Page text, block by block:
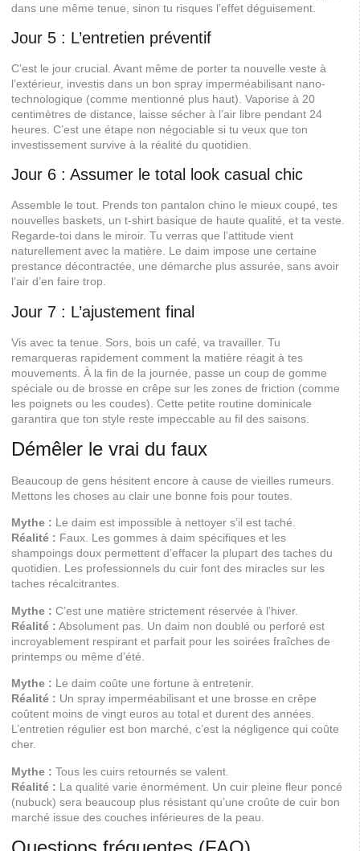
dans une même tenue, sinon tu risques l’effet déguisement.
Jour 5 : L’entretien préventif
C’est le jour crucial. Avant même de porter ta nouvelle veste à
l’extérieur, investis dans un bon spray imperméabilisant nano-
technologique (comme mentionné plus haut). Vaporise à 20
centimètres de distance, laisse sécher à l’air libre pendant 24
heures. C’est une étape non négociable si tu veux que ton
investissement survive à la réalité du quotidien.
Jour 6 : Assumer le total look casual chic
Assemble le tout. Prends ton pantalon chino le mieux coupé, tes
nouvelles baskets, un t-shirt basique de haute qualité, et ta veste.
Regarde-toi dans le miroir. Tu verras que l’attitude vient
naturellement avec la matière. Le daim impose une certaine
prestance décontractée, une démarche plus assurée, sans avoir
l’air d’en faire trop.
Jour 7 : L’ajustement final
Vis avec ta tenue. Sors, bois un café, va travailler. Tu
remarqueras rapidement comment la matière réagit à tes
mouvements. À la fin de la journée, passe un coup de gomme
spéciale ou de brosse en crêpe sur les zones de friction (comme
les poignets ou les coudes). Cette petite routine dominicale
garantira que ton style reste impeccable au fil des saisons.
Démêler le vrai du faux
Beaucoup de gens hésitent encore à cause de vieilles rumeurs.
Mettons les choses au clair une bonne fois pour toutes.
Mythe : Le daim est impossible à nettoyer s’il est taché.
Réalité : Faux. Les gommes à daim spécifiques et les
shampoings doux permettent d’effacer la plupart des taches du
quotidien. Les professionnels du cuir font des miracles sur les
taches récalcitrantes.
Mythe : C’est une matière strictement réservée à l’hiver.
Réalité : Absolument pas. Un daim non doublé ou perforé est
incroyablement respirant et parfait pour les soirées fraîches de
printemps ou même d’été.
Mythe : Le daim coûte une fortune à entretenir.
Réalité : Un spray imperméabilisant et une brosse en crêpe
coûtent moins de vingt euros au total et durent des années.
L’entretien régulier est bon marché, c’est la négligence qui coûte
cher.
Mythe : Tous les cuirs retournés se valent.
Réalité : La qualité varie énormément. Un cuir pleine fleur poncé
(nubuck) sera beaucoup plus résistant qu’une croûte de cuir bon
marché issue des couches inférieures de la peau.